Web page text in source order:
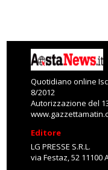
Quotidiano online
8/2012
Autorizzazione del
Editore
LG PRESSE S.R.L.
via Festaz, 52 11100